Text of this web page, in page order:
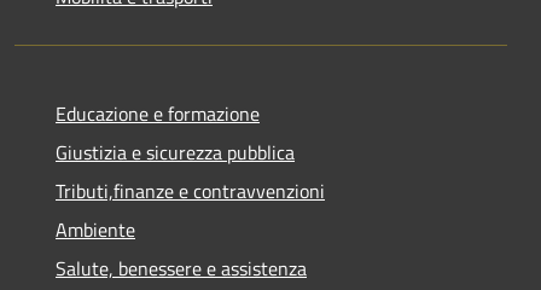
Educazione e formazione
Giustizia e sicurezza pubblica
Tributi,finanze e contravvenzioni
Ambiente
Salute, benessere e assistenza